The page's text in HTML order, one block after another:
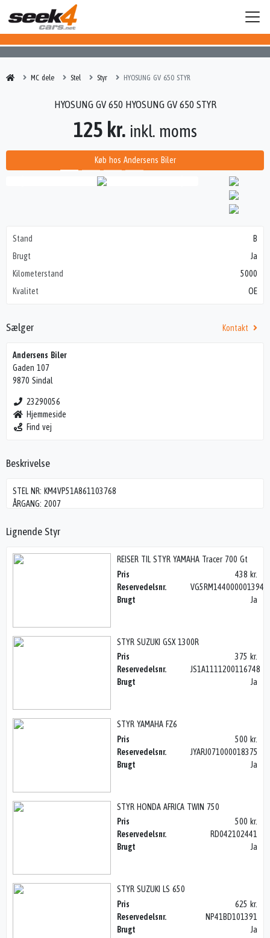
MC dele Stel Styr HYOSUNG GV 650 STYR
125 kr. inkl. moms
Køb hos Andersens Biler
Stand
B
Brugt
Ja
Kilometerstand
5000
Kvalitet
OE
Sælger Kontakt
Andersens Biler
Gaden 107
9870 Sindal
23290056
Hjemmeside
Find vej
Lignende Styr
REISER TIL STYR YAMAHA Tracer 700 Gt
Pris
438 kr.
Reservedelsnr.
VG5RM144000001394
Brugt
Ja
STYR SUZUKI GSX 1300R
Pris
375 kr.
Reservedelsnr.
JS1A1111200116748
Brugt
Ja
STYR YAMAHA FZ6
Pris
500 kr.
Reservedelsnr.
JYARJ071000018375
Brugt
Ja
STYR HONDA AFRICA TWIN 750
Pris
500 kr.
Reservedelsnr.
RD042102441
Brugt
Ja
STYR SUZUKI LS 650
Pris
625 kr.
Reservedelsnr.
NP41BD101391
Brugt
Ja
HYOSUNG GV 650 HYOSUNG GV 650 STYR
Beskrivelse
STEL NR: KM4VP51A861103768
ÅRGANG: 2007